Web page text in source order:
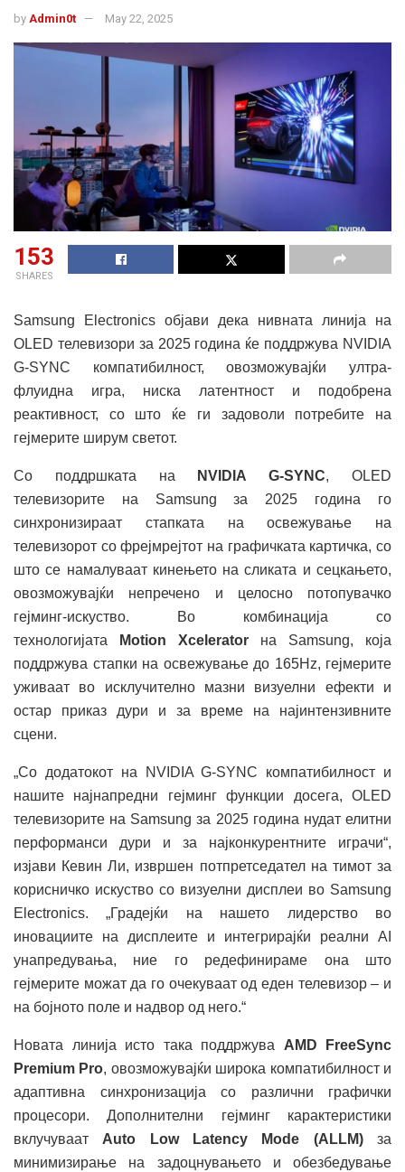
by Admin0t May 22, 2025
153
SHARES
Samsung Electronics објави дека нивната линија на
OLED телевизори за 2025 година ќе поддржува NVIDIA
G-SYNC компатибилност, овозможувајќи ултра-
флуидна игра, ниска латентност и подобрена
реактивност, со што ќе ги задоволи потребите на
гејмерите ширум светот.
Со поддршката на NVIDIA G-SYNC, OLED
телевизорите на Samsung за 2025 година го
синхронизираат стапката на освежување на
телевизорот со фрејмрејтот на графичката картичка, со
што се намалуваат кинењето на сликата и сецкањето,
овозможувајќи непречено и целосно потопувачко
гејминг-искуство. Во комбинација со
технологијата
Motion Xcelerator на Samsung, која
поддржува стапки на освежување до 165Hz, гејмерите
уживаат во исклучително мазни визуелни ефекти и
остар приказ дури и за време на најинтензивните
сцени.
„Со додатокот на NVIDIA G-SYNC компатибилност и
нашите најнапредни гејминг функции досега, OLED
телевизорите на Samsung за 2025 година нудат елитни
перформанси дури и за најконкурентните играчи“,
изјави Кевин Ли, извршен потпретседател на тимот за
корисничко искуство со визуелни дисплеи во Samsung
Electronics. „Градејќи на нашето лидерство во
иновациите на дисплеите и интегрирајќи реални AI
унапредувања, ние го редефинираме она што
гејмерите можат да го очекуваат од еден телевизор – и
на бојното поле и надвор од него.“
Новата линија исто така поддржува AMD FreeSync
Premium Pro, овозможувајќи широка компатибилност и
адаптивна синхронизација со различни графички
процесори. Дополнителни гејминг карактеристики
вклучуваат Auto Low Latency Mode (ALLM)за
минимизирање на задоцнувањето и обезбедување